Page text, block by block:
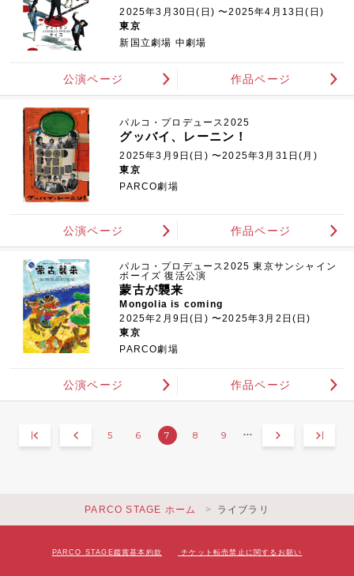
2025年3月30日(日) 〜2025年4月13日(日)
東京
新国立劇場 中劇場
公演ページ 作品ページ
パルコ・プロデュース2025
グッバイ、レーニン！
2025年3月9日(日) 〜2025年3月31日(月)
東京
PARCO劇場
公演ページ 作品ページ
パルコ・プロデュース2025 東京サンシャイン
ボーイズ 復活公演
蒙古が襲来
Mongolia is coming
2025年2月9日(日) 〜2025年3月2日(日)
東京
PARCO劇場
公演ページ 作品ページ
5 6 7 8 9 •••
PARCO STAGE ホーム ライブラリ
PARCO STAGE鑑賞基本約款 チケット転売禁止に関するお願い